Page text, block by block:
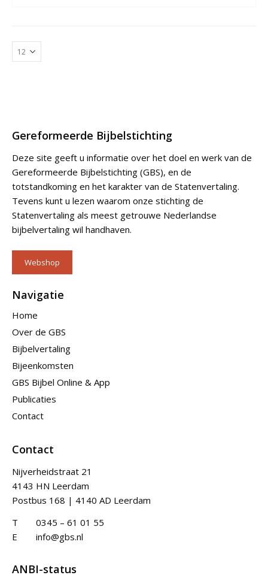
Gereformeerde Bijbelstichting
Deze site geeft u informatie over het doel en werk van de
Gereformeerde Bijbelstichting (GBS), en de
totstandkoming en het karakter van de Statenvertaling.
Tevens kunt u lezen waarom onze stichting de
Statenvertaling als meest getrouwe Nederlandse
bijbelvertaling wil handhaven.
Webshop
Navigatie
Home
Over de GBS
Bijbelvertaling
Bijeenkomsten
GBS Bijbel Online & App
Publicaties
Contact
Contact
Nijverheidstraat 21
4143 HN Leerdam
Postbus 168 | 4140 AD Leerdam
T
0345 – 61 01 55
E
info@gbs.nl
ANBI-status